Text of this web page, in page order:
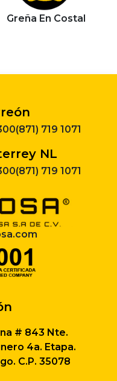
Greña En Costal
(871) 719 1071
NL
(871) 719 1071
# 843 Nte.
4a. Etapa.
C.P. 35078